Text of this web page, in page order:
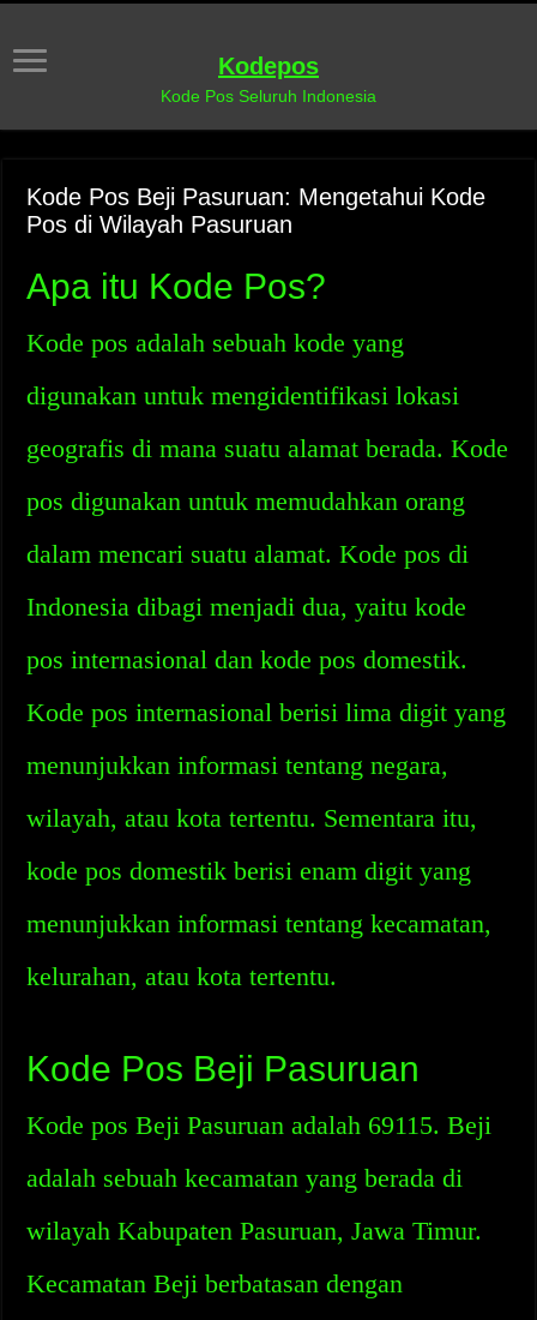
Kodepos
Kode Pos Seluruh Indonesia
Kode Pos Beji Pasuruan: Mengetahui Kode
Pos di Wilayah Pasuruan
Apa itu Kode Pos?
Kode pos adalah sebuah kode yang
digunakan untuk mengidentifikasi lokasi
geografis di mana suatu alamat berada. Kode
pos digunakan untuk memudahkan orang
dalam mencari suatu alamat. Kode pos di
Indonesia dibagi menjadi dua, yaitu kode
pos internasional dan kode pos domestik.
Kode pos internasional berisi lima digit yang
menunjukkan informasi tentang negara,
wilayah, atau kota tertentu. Sementara itu,
kode pos domestik berisi enam digit yang
menunjukkan informasi tentang kecamatan,
kelurahan, atau kota tertentu.
Kode Pos Beji Pasuruan
Kode pos Beji Pasuruan adalah 69115. Beji
adalah sebuah kecamatan yang berada di
wilayah Kabupaten Pasuruan, Jawa Timur.
Kecamatan Beji berbatasan dengan